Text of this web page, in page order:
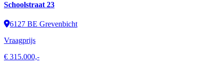
Schoolstraat 23
6127 BE Grevenbicht
Vraagprijs
€ 315.000,-